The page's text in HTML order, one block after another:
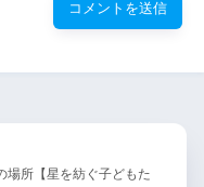
場所【星を紡ぐ子どもた